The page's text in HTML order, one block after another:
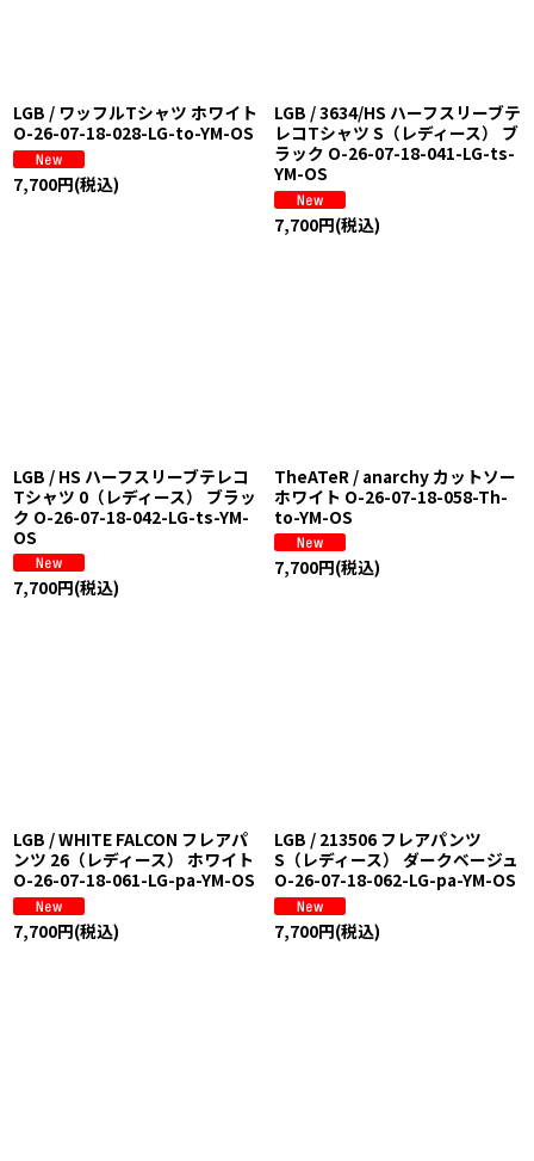
LGB / ワッフルTシャツ ホワイト
O-26-07-18-028-LG-to-YM-OS
7,700円(税込)
LGB / 3634/HS ハーフスリーブテ
レコTシャツ S（レディース） ブ
ラック O-26-07-18-041-LG-ts-
YM-OS
7,700円(税込)
LGB / HS ハーフスリーブテレコ
Tシャツ 0（レディース） ブラッ
ク O-26-07-18-042-LG-ts-YM-
OS
7,700円(税込)
TheATeR / anarchy カットソー
ホワイト O-26-07-18-058-Th-
to-YM-OS
7,700円(税込)
LGB / WHITE FALCON フレアパ
ンツ 26（レディース） ホワイト
O-26-07-18-061-LG-pa-YM-OS
7,700円(税込)
LGB / 213506 フレアパンツ
S（レディース） ダークベージュ
O-26-07-18-062-LG-pa-YM-OS
7,700円(税込)